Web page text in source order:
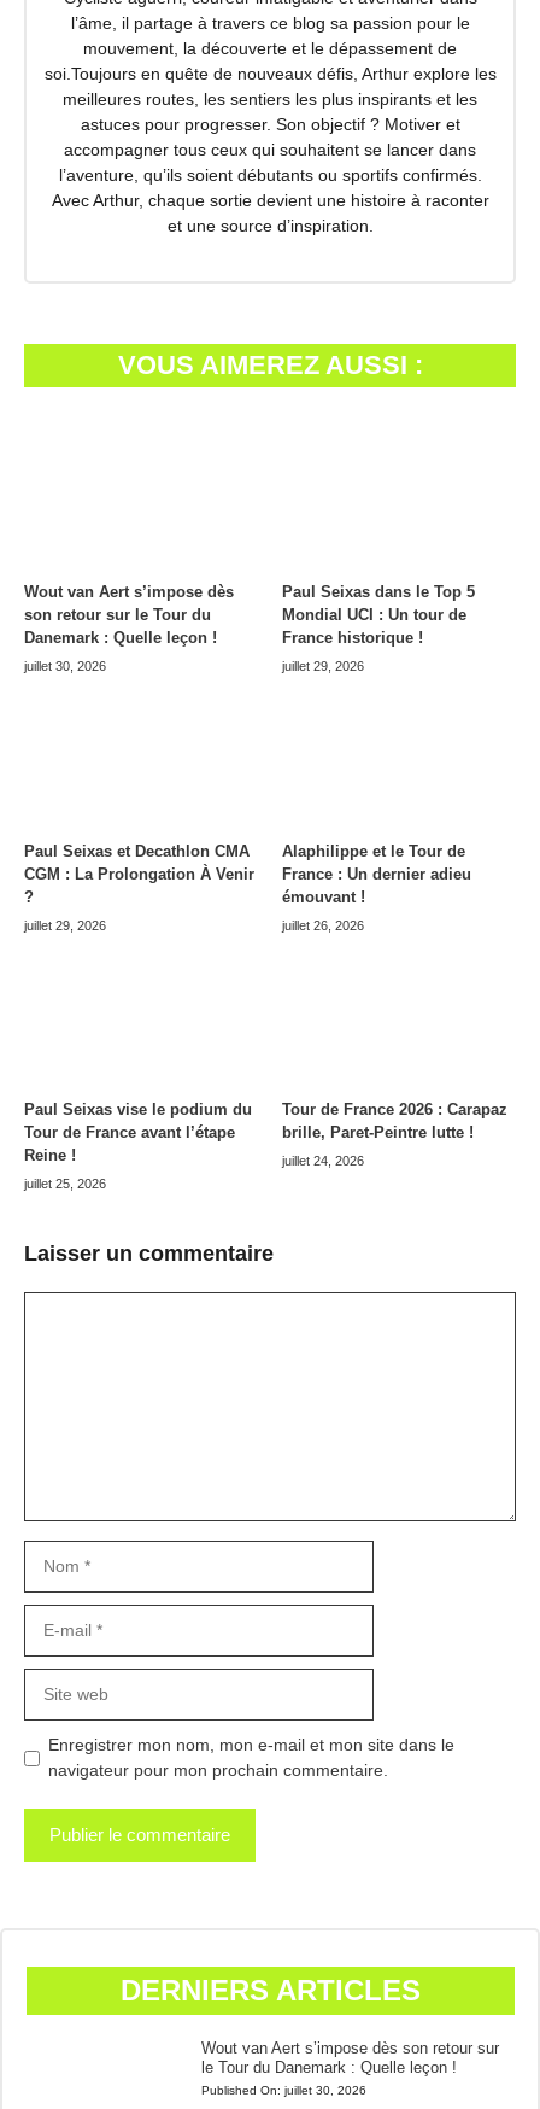
l’âme, il partage à travers ce blog sa passion pour le
mouvement, la découverte et le dépassement de
soi.Toujours en quête de nouveaux défis, Arthur explore les
meilleures routes, les sentiers les plus inspirants et les
astuces pour progresser. Son objectif ? Motiver et
accompagner tous ceux qui souhaitent se lancer dans
l’aventure, qu’ils soient débutants ou sportifs confirmés.
Avec Arthur, chaque sortie devient une histoire à raconter
et une source d’inspiration.
VOUS AIMEREZ AUSSI :
Wout van Aert s’impose dès
son retour sur le Tour du
Danemark : Quelle leçon !
juillet 30, 2026
Paul Seixas dans le Top 5
Mondial UCI : Un tour de
France historique !
juillet 29, 2026
Paul Seixas et Decathlon CMA
CGM : La Prolongation À Venir
?
juillet 29, 2026
Alaphilippe et le Tour de
France : Un dernier adieu
émouvant !
juillet 26, 2026
Paul Seixas vise le podium du
Tour de France avant l’étape
Reine !
juillet 25, 2026
Tour de France 2026 : Carapaz
brille, Paret-Peintre lutte !
juillet 24, 2026
Laisser un commentaire
mail
web
Enregistrer mon nom, mon e-mail et mon site dans le
navigateur pour mon prochain commentaire.
DERNIERS ARTICLES
Wout van Aert s’impose dès son retour sur
le Tour du Danemark : Quelle leçon !
Published On: juillet 30, 2026